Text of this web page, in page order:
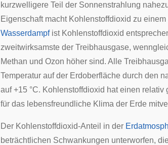
kurzwelligere Teil der Sonnenstrahlung
Eigenschaft macht Kohlenstoffdioxid zu
Wasserdampfist Kohlenstoffdioxid
zweitwirksamste der Treibhausgase,
Methan und Ozon höher sind. Alle
Temperatur auf der Erdoberfläche durch den
auf +15 °C. Kohlenstoffdioxid hat einen
für das lebensfreundliche Klima der Erde
Der Kohlenstoffdioxid-Anteil in der
beträchtlichen Schwankungen unterworfen,